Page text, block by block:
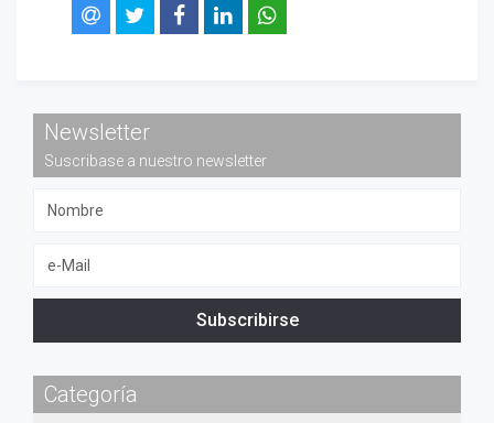
Newsletter
Suscribase a nuestro newsletter
Subscribirse
Categoría